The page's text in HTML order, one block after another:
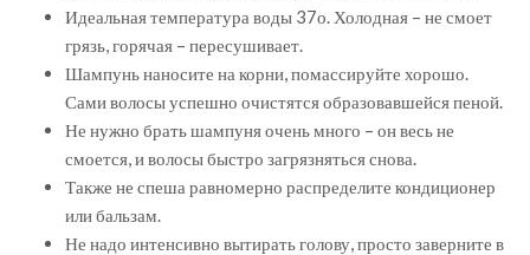
Идеальная температура воды 37о. Холодная – не смоет
грязь, горячая – пересушивает.
Шампунь наносите на корни, помассируйте хорошо.
Сами волосы успешно очистятся образовавшейся пеной.
Не нужно брать шампуня очень много – он весь не
смоется, и волосы быстро загрязняться снова.
Также не спеша равномерно распределите кондиционер
или бальзам.
Не надо интенсивно вытирать голову, просто заверните в